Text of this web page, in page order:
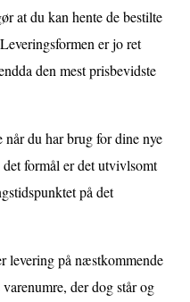
at du kan hente de bestilte
er jo ret
den mest prisbevidste
du har brug for dine nye
formål er det utvivlsomt
på det
levering på næstkommende
der dog står og